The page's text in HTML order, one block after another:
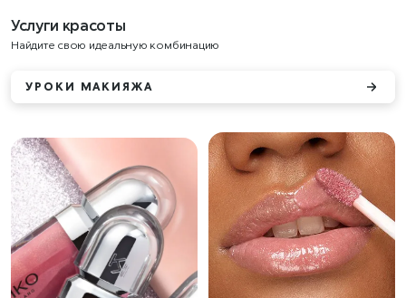
Услуги красоты
Найдите свою идеальную комбинацию
УРОКИ МАКИЯЖА